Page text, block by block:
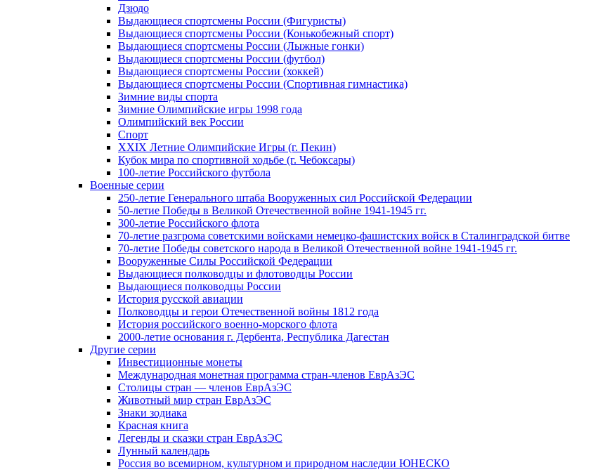
Дзюдо
Выдающиеся спортсмены России (Фигуристы)
Выдающиеся спортсмены России (Конькобежный спорт)
Выдающиеся спортсмены России (Лыжные гонки)
Выдающиеся спортсмены России (футбол)
Выдающиеся спортсмены России (хоккей)
Выдающиеся спортсмены России (Спортивная гимнастика)
Зимние виды спорта
Зимние Олимпийские игры 1998 года
Олимпийский век России
Спорт
XXIX Летние Олимпийские Игры (г. Пекин)
Кубок мира по спортивной ходьбе (г. Чебоксары)
100-летие Российского футбола
Военные серии
250-летие Генерального штаба Вооруженных сил Российской Федерации
50-летие Победы в Великой Отечественной войне 1941-1945 гг.
300-летие Российского флота
70-летие разгрома советскими войсками немецко-фашистских войск в Сталинградской битве
70-летие Победы советского народа в Великой Отечественной войне 1941-1945 гг.
Вооруженные Силы Российской Федерации
Выдающиеся полководцы и флотоводцы России
Выдающиеся полководцы России
История русской авиации
Полководцы и герои Отечественной войны 1812 года
История российского военно-морского флота
2000-летие основания г. Дербента, Республика Дагестан
Другие серии
Инвестиционные монеты
Международная монетная программа стран-членов ЕврАзЭС
Столицы стран — членов ЕврАзЭС
Животный мир стран ЕврАзЭС
Знаки зодиака
Красная книга
Легенды и сказки стран ЕврАзЭС
Лунный календарь
Россия во всемирном, культурном и природном наследии ЮНЕСКО